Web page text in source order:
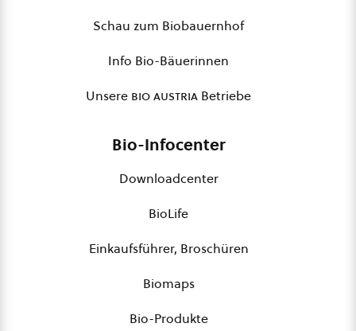
Schau zum Biobauernhof
Info Bio-Bäuerinnen
Unsere bio austria Betriebe
Bio-Infocenter
Downloadcenter
BioLife
Einkaufsführer, Broschüren
Biomaps
Bio-Produkte